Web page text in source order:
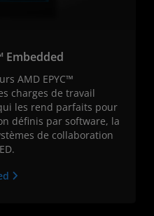
Embedded
AMD EPYC™
charges de travail
les rend parfaits pour
définis par software, la
de collaboration